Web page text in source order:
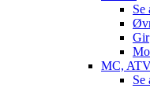
Se
Gir
MC,
Se